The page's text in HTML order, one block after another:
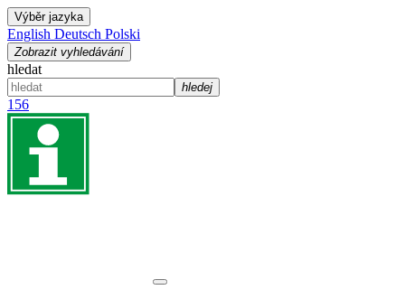
Výběr jazyka
English Deutsch Polski
Zobrazit vyhledávání
hledat
hledej
156